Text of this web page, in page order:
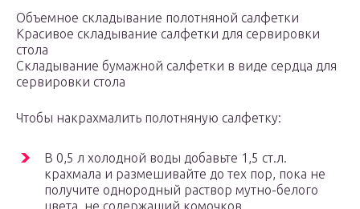
Объемное складывание полотняной салфетки
Красивое складывание салфетки для сервировки
стола
Складывание бумажной салфетки в виде сердца для
сервировки стола
Чтобы накрахмалить полотняную салфетку:
В 0,5 л холодной воды добавьте 1,5 ст.л.
крахмала и размешивайте до тех пор, пока не
получите однородный раствор мутно-белого
цвета, не содержащий комочков.